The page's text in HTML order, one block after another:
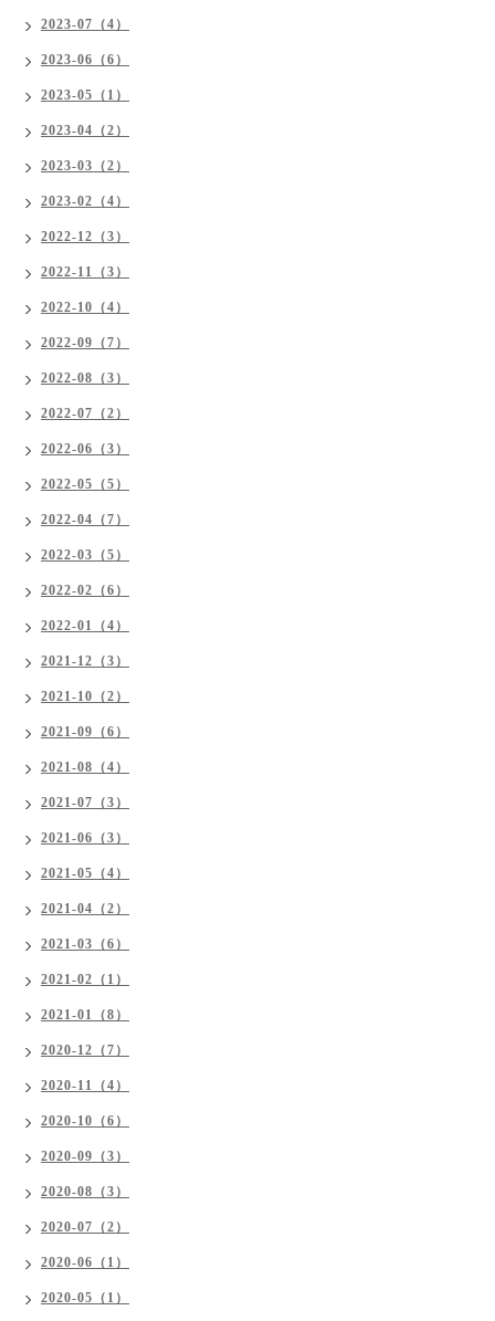
2023-07（4）
2023-06（6）
2023-05（1）
2023-04（2）
2023-03（2）
2023-02（4）
2022-12（3）
2022-11（3）
2022-10（4）
2022-09（7）
2022-08（3）
2022-07（2）
2022-06（3）
2022-05（5）
2022-04（7）
2022-03（5）
2022-02（6）
2022-01（4）
2021-12（3）
2021-10（2）
2021-09（6）
2021-08（4）
2021-07（3）
2021-06（3）
2021-05（4）
2021-04（2）
2021-03（6）
2021-02（1）
2021-01（8）
2020-12（7）
2020-11（4）
2020-10（6）
2020-09（3）
2020-08（3）
2020-07（2）
2020-06（1）
2020-05（1）